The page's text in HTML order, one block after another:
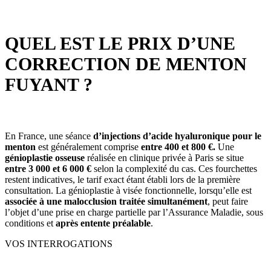
QUEL EST LE PRIX D’UNE
CORRECTION DE MENTON
FUYANT ?
En France, une séance d’injections d’acide hyaluronique pour le
menton est généralement comprise entre 400 et 800 €. Une
génioplastie osseuse réalisée en clinique privée à Paris se situe
entre 3 000 et 6 000 € selon la complexité du cas. Ces fourchettes
restent indicatives, le tarif exact étant établi lors de la première
consultation. La génioplastie à visée fonctionnelle, lorsqu’elle est
associée à une malocclusion traitée simultanément, peut faire
l’objet d’une prise en charge partielle par l’Assurance Maladie, sous
conditions et après entente préalable.
VOS INTERROGATIONS